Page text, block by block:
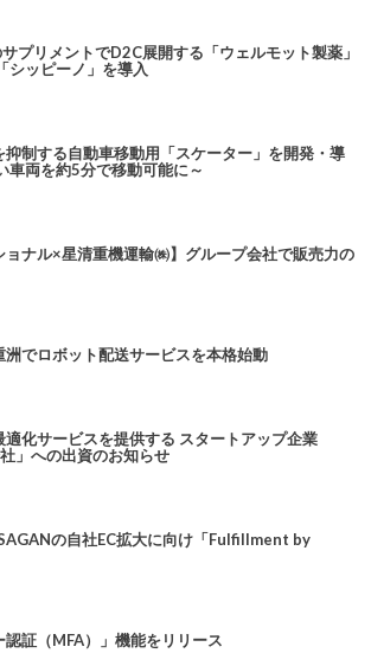
プリメントでD2C展開する「ウェルモット製薬」
シッピーノ」を導入
抑制する自動車移動用「スケーター」を開発・導
車両を約5分で移動可能に～
ョナル×星清重機運輸㈱】グループ会社で販売力の
でロボット配送サービスを本格始動
化サービスを提供する スタートアップ企業
」への出資のお知らせ
の自社EC拡大に向け「Fulfillment by
認証（MFA）」機能をリリース